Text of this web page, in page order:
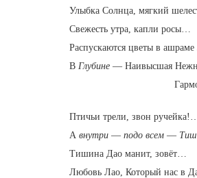
Улыбка Солнца, мягкий
Свежесть утра, капли росы…
Распускаются цветы в ашраме
В Глубине — Наивысшая
Птичьи трели, звон
А внутри — подо всем —
Тишина Дао манит, зовёт…
Любовь Лао, Который нас в